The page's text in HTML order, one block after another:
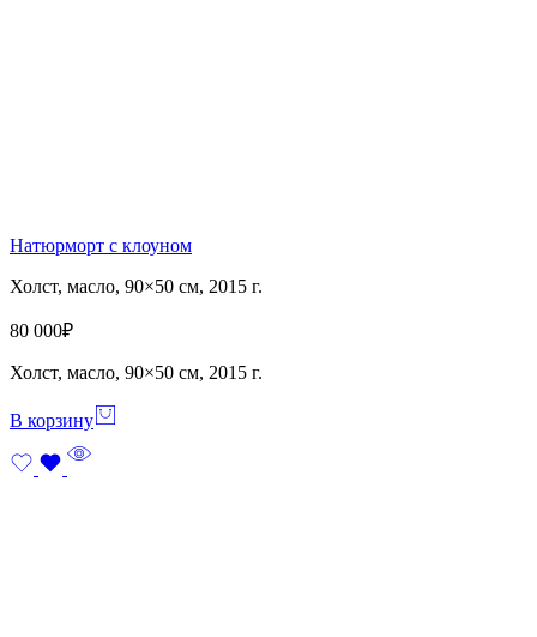
Натюрморт с клоуном
Холст, масло, 90×50 см, 2015 г.
80 000₽
Холст, масло, 90×50 см, 2015 г.
В корзину